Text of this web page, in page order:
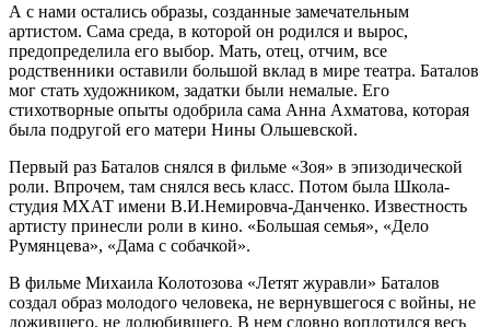
А с нами остались образы, созданные замечательным
артистом. Сама среда, в которой он родился и вырос,
предопределила его выбор. Мать, отец, отчим, все
родственники оставили большой вклад в мире театра. Баталов
мог стать художником, задатки были немалые. Его
стихотворные опыты одобрила сама Анна Ахматова, которая
была подругой его матери Нины Ольшевской.
Первый раз Баталов снялся в фильме «Зоя» в эпизодической
роли. Впрочем, там снялся весь класс. Потом была Школа-
студия МХАТ имени В.И.Немировча-Данченко. Известность
артисту принесли роли в кино. «Большая семья», «Дело
Румянцева», «Дама с собачкой».
В фильме Михаила Колотозова «Летят журавли» Баталов
создал образ молодого человека, не вернувшегося с войны, не
дожившего, не долюбившего. В нем словно воплотился весь